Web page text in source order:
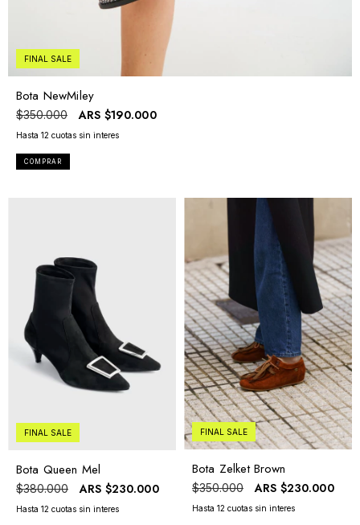
FINAL SALE
Bota NewMiley
$350.000 ARS $190.000
COMPRAR
FINAL SALE
Bota Queen Mel
$380.000 ARS $230.000
FINAL SALE
Bota Zelket Brown
$350.000 ARS $230.000